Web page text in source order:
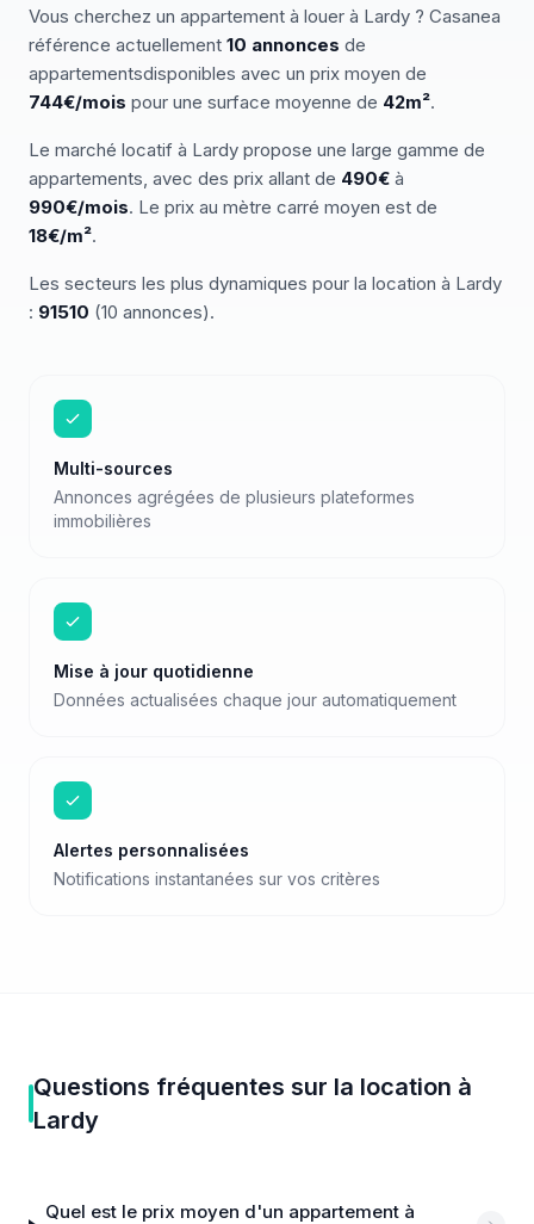
Vous cherchez un appartement à louer à Lardy ? Casanea
référence actuellement 10 annonces de
appartementsdisponibles avec un prix moyen de
744€/mois pour une surface moyenne de 42m².
Le marché locatif à Lardy propose une large gamme de
appartements, avec des prix allant de 490€ à
990€/mois. Le prix au mètre carré moyen est de
18€/m².
Les secteurs les plus dynamiques pour la location à Lardy
: 91510 (10 annonces).
Multi-sources
Annonces agrégées de plusieurs plateformes
immobilières
Mise à jour quotidienne
Données actualisées chaque jour automatiquement
Alertes personnalisées
Notifications instantanées sur vos critères
Questions fréquentes sur la location à
Lardy
Quel est le prix moyen d'un appartement à